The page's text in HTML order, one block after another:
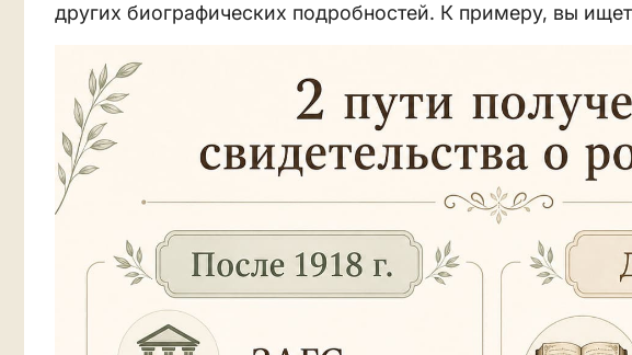
других биографических подробностей. К примеру, вы